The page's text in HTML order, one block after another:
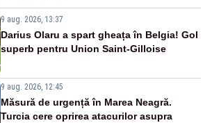
9 aug. 2026, 13:37
Darius Olaru a spart gheața în Belgia! Gol
superb pentru Union Saint-Gilloise
9 aug. 2026, 12:45
Măsură de urgență în Marea Neagră.
Turcia cere oprirea atacurilor asupra